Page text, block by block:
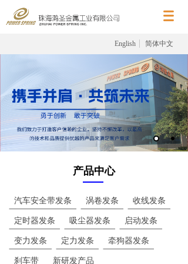
English 简体中文
产品中心
汽车安全带发条 涡卷发条 收线发条
定时器发条 吸尘器发条 启动发条
变力发条 定力发条 牵狗器发条
刹车带 新研发产品